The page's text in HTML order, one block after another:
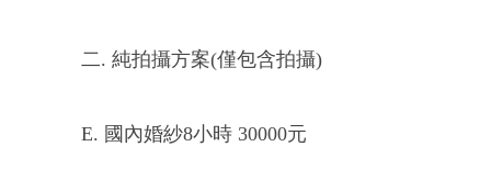
二. 純拍攝方案(僅包含拍攝)
E. 國內婚紗8小時 30000元